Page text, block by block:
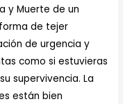
y Muerte de un
de tejer
de urgencia y
como si estuvieras
supervivencia. La
están bien